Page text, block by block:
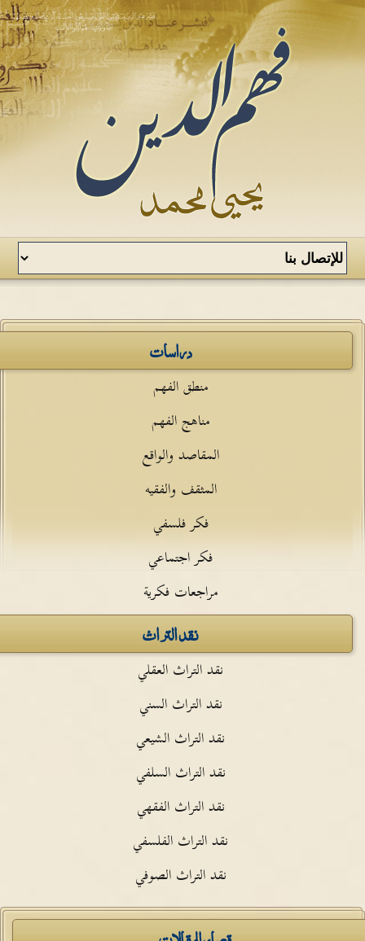
دراسات
منطق الفهم
مناهج الفهم
المقاصد والواقع
المثقف والفقيه
فكر فلسفي
فكر اجتماعي
مراجعات فكرية
نقد التراث
نقد التراث العقلي
نقد التراث السني
نقد التراث الشيعي
نقد التراث السلفي
نقد التراث الفقهي
نقد التراث الفلسفي
نقد التراث الصوفي